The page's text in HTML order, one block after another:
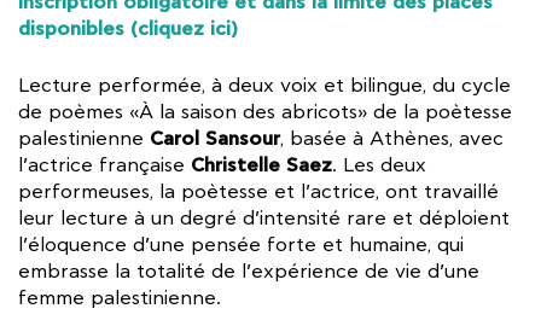
disponibles (cliquez ici)
Lecture performée, à deux voix et bilingue, du cycle
de poèmes «À la saison des abricots» de la poètesse
palestinienne Carol Sansour, basée à Athènes, avec
l’actrice française Christelle Saez. Les deux
performeuses, la poètesse et l’actrice, ont travaillé
leur lecture à un degré d’intensité rare et déploient
l’éloquence d’une pensée forte et humaine, qui
embrasse la totalité de l’expérience de vie d’une
femme palestinienne.